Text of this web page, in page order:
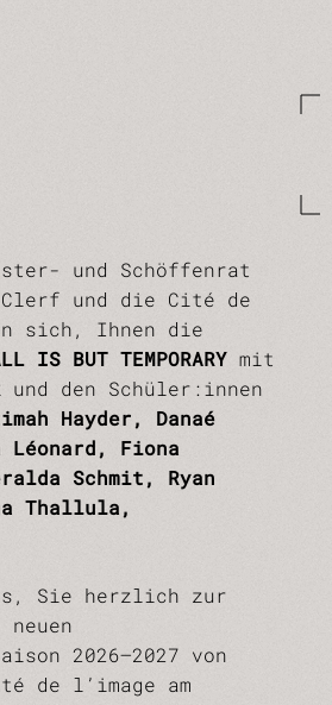
und Schöffenrat
Clerf und die Cité de
sich, Ihnen die
IS BUT TEMPORARY mit
und den Schüler:innen
Hayder, Danaé
Fiona
Schmit, Ryan
Thallula,
Sie herzlich zur
2026–2027 von
de l’image am